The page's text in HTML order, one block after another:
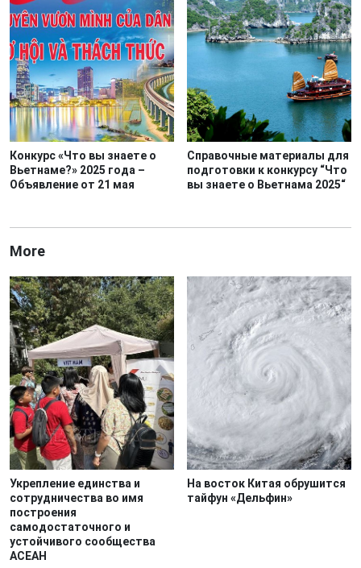
Конкурс «Что вы знаете о
Вьетнаме?» 2025 года –
Объявление от 21 мая
Справочные материалы для
подготовки к конкурсу “Что
вы знаете о Вьетнама 2025“
More
Укрепление единства и
сотрудничества во имя
построения
самодостаточного и
устойчивого сообщества
АСЕАН
На восток Китая обрушится
тайфун «Дельфин»